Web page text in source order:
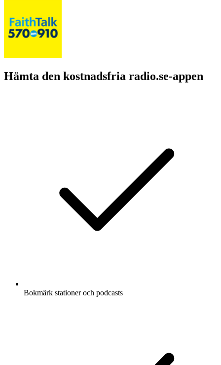
Hämta den kostnadsfria radio.se-appen
Bokmärk stationer och podcasts